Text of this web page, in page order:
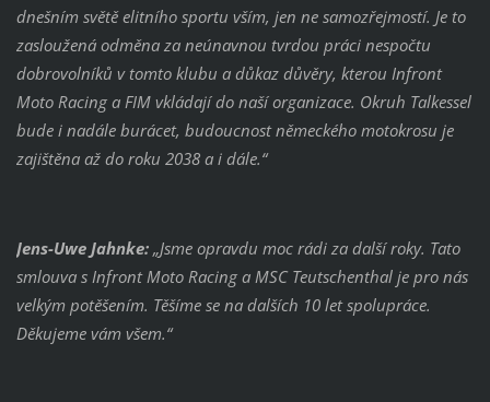
dnešním světě elitního sportu vším, jen ne samozřejmostí. Je to
zasloužená odměna za neúnavnou tvrdou práci nespočtu
dobrovolníků v tomto klubu a důkaz důvěry, kterou Infront
Moto Racing a FIM vkládají do naší organizace. Okruh Talkessel
bude i nadále burácet, budoucnost německého motokrosu je
zajištěna až do roku 2038 a i dále.“
Jens-Uwe Jahnke: „Jsme opravdu moc rádi za další roky. Tato
smlouva s Infront Moto Racing a MSC Teutschenthal je pro nás
velkým potěšením. Těšíme se na dalších 10 let spolupráce.
Děkujeme vám všem.“